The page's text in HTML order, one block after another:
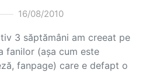
16/08/2010
3 săptămâni am creeat pe
fanilor (aşa cum este
fanpage) care e defapt o